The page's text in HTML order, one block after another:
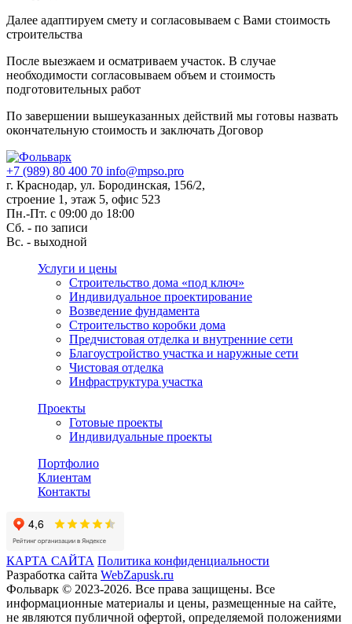
Далее адаптируем смету и согласовываем с Вами стоимость
строительства
После выезжаем и осматриваем участок. В случае
необходимости согласовываем объем и стоимость
подготовительных работ
По завершении вышеуказанных действий мы готовы назвать
окончательную стоимость и заключать Договор
+7 (989) 80 400 70 info@mpso.pro
г. Краснодар, ул. Бородинская, 156/2,
строение 1, этаж 5, офис 523
Пн.-Пт. с 09:00 до 18:00
Сб. - по записи
Вс. - выходной
Услуги и цены
Строительство дома «под ключ»
Индивидуальное проектирование
Возведение фундамента
Строительство коробки дома
Предчистовая отделка и внутренние сети
Благоустройство участка и наружные сети
Чистовая отделка
Инфраструктура участка
Проекты
Готовые проекты
Индивидуальные проекты
Портфолио
Клиентам
Контакты
КАРТА САЙТА Политика конфиденциальности
Разработка сайта WebZapusk.ru
Фольварк © 2023-2026. Все права защищены. Все
информационные материалы и цены, размещенные на сайте,
не являются публичной офертой, определяемой положениями